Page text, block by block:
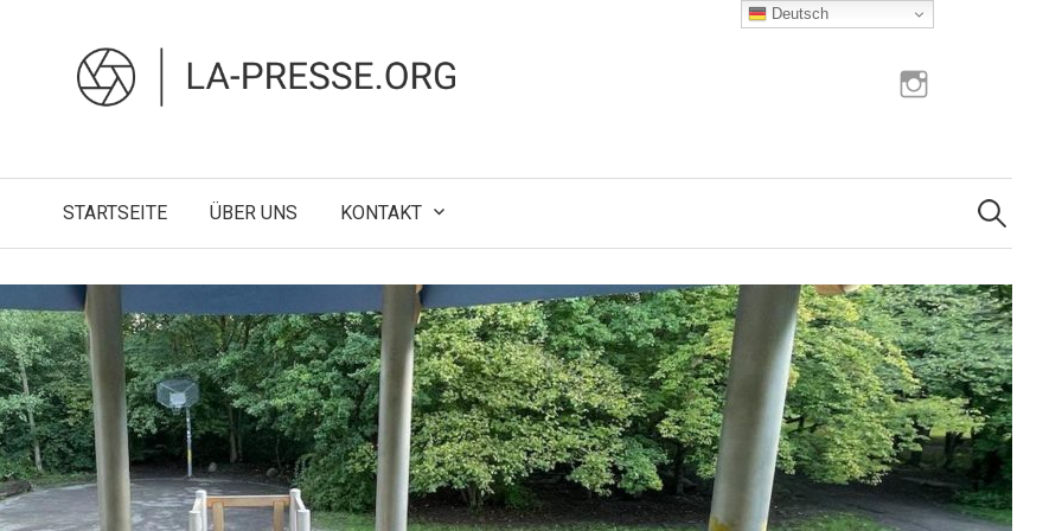
STARTSEITE ÜBER UNS KONTAKT
Suchen
nach:
Deutsch